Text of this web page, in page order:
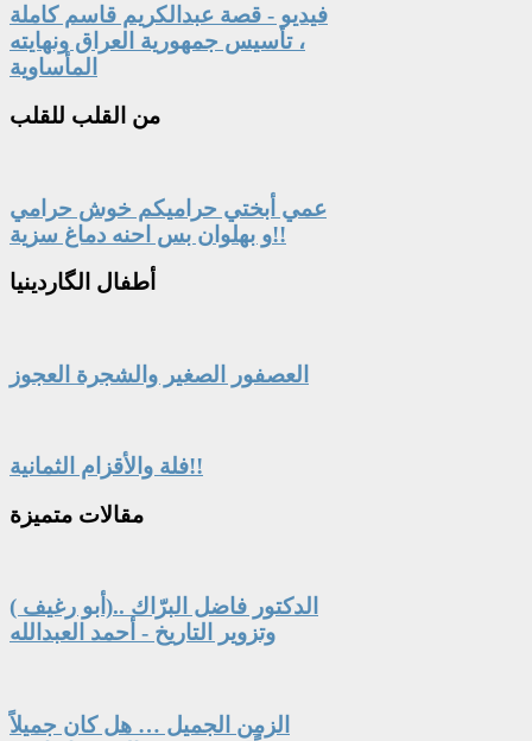
فيديو - قصة عبدالكريم قاسم كاملة
، تأسيس جمهورية العراق ونهايته
المأساوية
من القلب للقلب
عمي أبختي حراميكم خوش حرامي
و بهلوان بس احنه دماغ سزية!!
أطفال الگاردينيا
العصفور الصغير والشجرة العجوز
فلة والأقزام الثمانية!!
مقالات متميزة
الدكتور فاضل البرّاك ..(أبو رغيف )
وتزوير التاريخ - أحمد العبدالله
الزمن الجميل … هل كان جميلاً